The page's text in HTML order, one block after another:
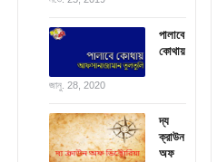
পালাবে
কোথায়
জানু. 28, 2020
দ্য
ক্রাউন
অফ